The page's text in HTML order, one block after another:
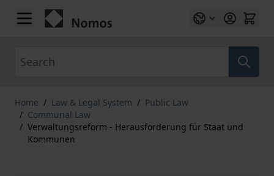
Skip to Content
Home / Law & Legal System / Public Law
/ Communal Law
/ Verwaltungsreform - Herausforderung für Staat und
Kommunen